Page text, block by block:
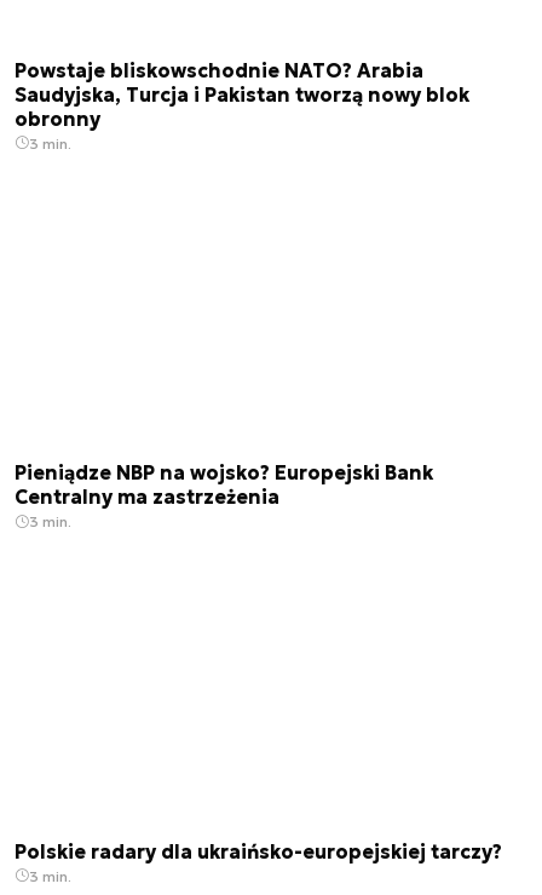
Powstaje bliskowschodnie NATO? Arabia
Saudyjska, Turcja i Pakistan tworzą nowy blok
obronny
3 min.
Pieniądze NBP na wojsko? Europejski Bank
Centralny ma zastrzeżenia
3 min.
Polskie radary dla ukraińsko-europejskiej tarczy?
3 min.